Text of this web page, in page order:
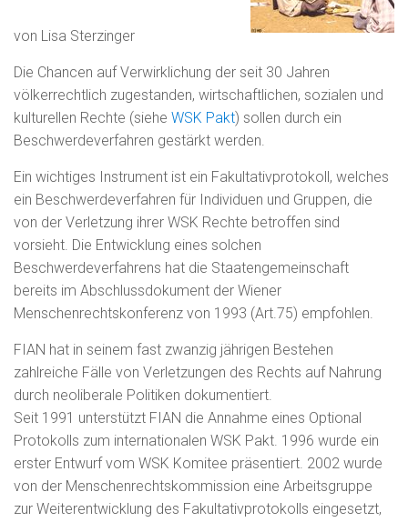
von Lisa Sterzinger
Die Chancen auf Verwirklichung der seit 30 Jahren
völkerrechtlich zugestanden, wirtschaftlichen, sozialen und
kulturellen Rechte (siehe WSK Pakt) sollen durch ein
Beschwerdeverfahren gestärkt werden.
Ein wichtiges Instrument ist ein Fakultativprotokoll, welches
ein Beschwerdeverfahren für Individuen und Gruppen, die
von der Verletzung ihrer WSK Rechte betroffen sind
vorsieht. Die Entwicklung eines solchen
Beschwerdeverfahrens hat die Staatengemeinschaft
bereits im Abschlussdokument der Wiener
Menschenrechtskonferenz von 1993 (Art.75) empfohlen.
FIAN hat in seinem fast zwanzig jährigen Bestehen
zahlreiche Fälle von Verletzungen des Rechts auf Nahrung
durch neoliberale Politiken dokumentiert.
Seit 1991 unterstützt FIAN die Annahme eines Optional
Protokolls zum internationalen WSK Pakt. 1996 wurde ein
erster Entwurf vom WSK Komitee präsentiert. 2002 wurde
von der Menschenrechtskommission eine Arbeitsgruppe
zur Weiterentwicklung des Fakultativprotokolls eingesetzt,